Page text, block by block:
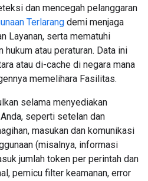
dan mencegah pelanggaran
Terlarang demi menjaga
Layanan, serta mematuhi
hukum atau peraturan. Data ini
atau di-cache di negara mana
memelihara Fasilitas.
selama menyediakan
seperti setelan dan
masukan dan komunikasi
(misalnya, informasi
jumlah token per perintah dan
pemicu filter keamanan, error